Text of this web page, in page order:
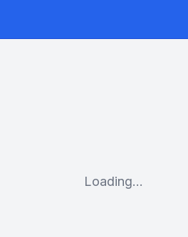
Loading...